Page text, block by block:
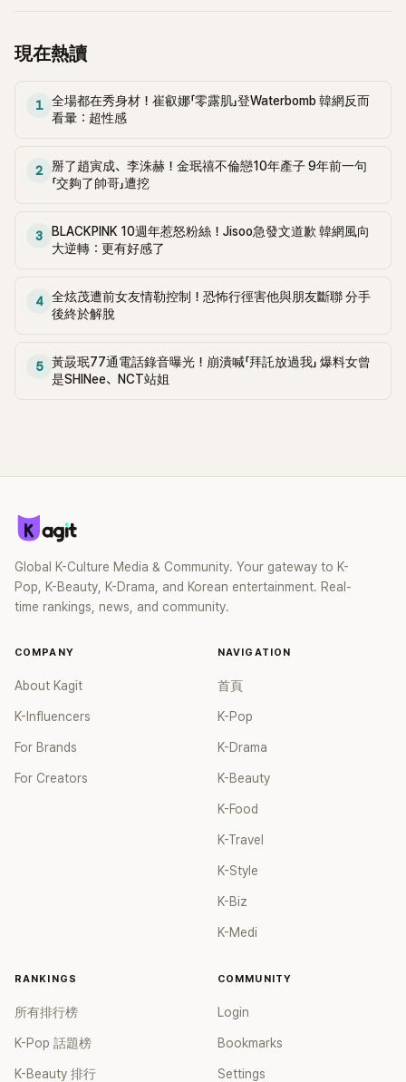
現在熱讀
1
全場都在秀身材！崔叡娜「零露肌」登Waterbomb 韓網反而
看暈：超性感
2
掰了趙寅成、李洙赫！金珉禧不倫戀10年產子 9年前一句
「交夠了帥哥」遭挖
3
BLACKPINK 10週年惹怒粉絲！Jisoo急發文道歉 韓網風向
大逆轉：更有好感了
4
全炫茂遭前女友情勒控制！恐怖行徑害他與朋友斷聯 分手
後終於解脫
5
黃晸珉77通電話錄音曝光！崩潰喊「拜託放過我」 爆料女曾
是SHINee、NCT站姐
Global K-Culture Media & Community. Your gateway to K-
Pop, K-Beauty, K-Drama, and Korean entertainment. Real-
time rankings, news, and community.
COMPANY
About Kagit
K-Influencers
For Brands
For Creators
NAVIGATION
首頁
K-Pop
K-Drama
K-Beauty
K-Food
K-Travel
K-Style
K-Biz
K-Medi
RANKINGS
所有排行榜
K-Pop 話題榜
K-Beauty 排行
COMMUNITY
Login
Bookmarks
Settings